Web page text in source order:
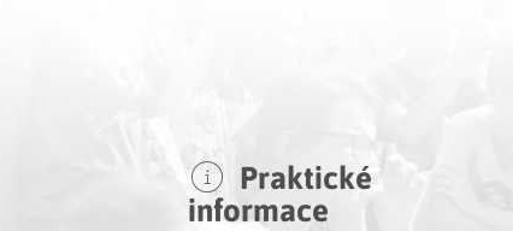
Praktické
informace